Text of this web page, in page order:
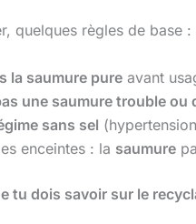
quelques règles de base :
la saumure pure avant
une saumure trouble ou
sans sel
enceintes : la saumure
tu dois savoir sur le